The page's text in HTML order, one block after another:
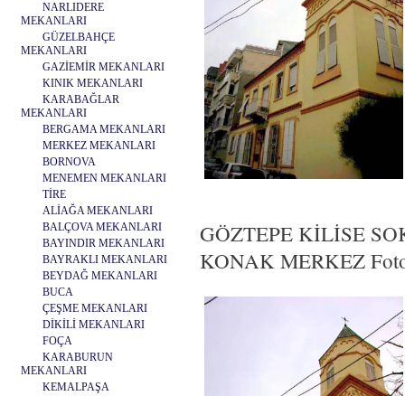
NARLIDERE
MEKANLARI
GÜZELBAHÇE
MEKANLARI
GAZİEMİR MEKANLARI
KINIK MEKANLARI
KARABAĞLAR
MEKANLARI
BERGAMA MEKANLARI
MERKEZ MEKANLARI
BORNOVA
MENEMEN MEKANLARI
TİRE
ALİAĞA MEKANLARI
BALÇOVA MEKANLARI
BAYINDIR MEKANLARI
BAYRAKLI MEKANLARI
BEYDAĞ MEKANLARI
BUCA
ÇEŞME MEKANLARI
DİKİLİ MEKANLARI
FOÇA
KARABURUN
MEKANLARI
KEMALPAŞA
GÖZTEPE KİLİSE
KONAK MERKEZ